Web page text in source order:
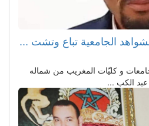
الجامعية تباع وتشت ...
و كليّات المغريب من شماله
عبد الكب ...